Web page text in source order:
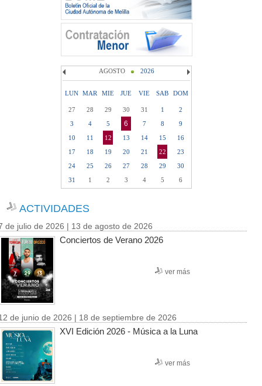
AGOSTO 2026
LUN MAR MIE JUE VIE SAB DOM
27 28 29 30 31 1
2
3
4 5 6 7 8
9
10
11 12 13 14 15
16
17
18 19 20 21 22
23
24
25 26 27 28 29
30
31
1 2 3 4 5 6
ACTIVIDADES
de julio de 2026 | 13 de agosto de 2026
Conciertos de Verano 2026
ver más
de junio de 2026 | 18 de septiembre de 2026
XVI Edición 2026 - Música a la Luna
ver más